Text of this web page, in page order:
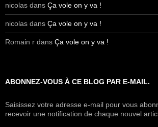
nicolas dans Ça vole on y va !
nicolas dans Ça vole on y va !
Romain r dans Ça vole on y va !
ABONNEZ-VOUS À CE BLOG PAR E-MAIL.
Saisissez votre adresse e-mail pour vous
recevoir une notification de chaque nouvel